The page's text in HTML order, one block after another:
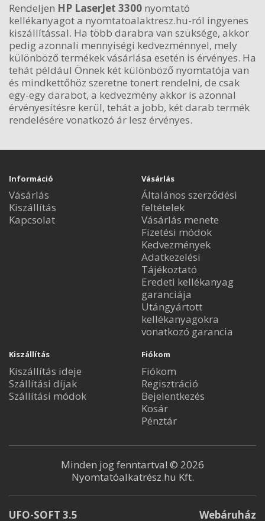
Rendeljen HP LaserJet 3300 nyomtató
kellékanyagot a nyomtatoalaktresz.hu-ról ingyenes
kiszállítással. Ha több darabra van szüksége, akkor
pedig azonnali mennyiségi kedvezménnyel, mely
különböző termékek vásárlása esetén is érvényes. Ha
tehát például Önnek két különböző nyomtatója van
és mindkettőhöz szeretne tonert rendelni, de csak
egy-egy darabot, a kedvezmény akkor is azonnal
érvényesítésre kerül, tehát a jobb, két darab termék
rendelésére vonatkozó ár lesz érvényes.
Információ
Vásárlás
Kiszállítás
Kapcsolat
Vásárlás
Általános szerződési
feltételek
Vásárlás menete
Fizetési módok
Kedvezmények
Adatkezelési
Tájékoztató
Eredeti kellékanyag
garanciája
Utángyártott
kellékanyagokra
vonatkozó garancia
Kiszállítás
Kiszállítás ideje
Szállítási díjak
Szállítási módok
Fiókom
Fiókom
Regisztráció
Bejelentkezés
Kosár
Pénztár
Minden jog fenntartva! © 2026
Nyomtatóalkatrész.hu Kft.
UFO-SOFT 3.5
Webáruház